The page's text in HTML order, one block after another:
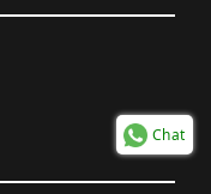
Chat